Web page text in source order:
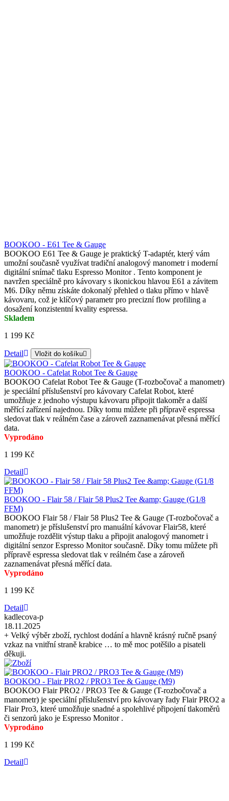
BOOKOO - E61 Tee & Gauge
BOOKOO E61 Tee & Gauge je praktický T-adaptér, který vám
umožní současně využívat tradiční analogový manometr i moderní
digitální snímač tlaku Espresso Monitor . Tento komponent je
navržen speciálně pro kávovary s ikonickou hlavou E61 a závitem
M6. Díky němu získáte dokonalý přehled o tlaku přímo v hlavě
kávovaru, což je klíčový parametr pro precizní flow profiling a
dosažení konzistentní kvality espressa.
Skladem
1 199 Kč
Detail Vložit do košíku
BOOKOO - Cafelat Robot Tee & Gauge
BOOKOO Cafelat Robot Tee & Gauge (T-rozbočovač a manometr)
je speciální příslušenství pro kávovary Cafelat Robot, které
umožňuje z jednoho výstupu kávovaru připojit tlakoměr a další
měřící zařízení najednou. Díky tomu můžete při přípravě espressa
sledovat tlak v reálném čase a zároveň zaznamenávat přesná měřící
data.
Vyprodáno
1 199 Kč
Detail
BOOKOO - Flair 58 / Flair 58 Plus2 Tee &amp; Gauge (G1/8
FFM)
BOOKOO Flair 58 / Flair 58 Plus2 Tee & Gauge (T-rozbočovač a
manometr) je příslušenství pro manuální kávovar Flair58, které
umožňuje rozdělit výstup tlaku a připojit analogový manometr i
digitální senzor Espresso Monitor současně. Díky tomu můžete při
přípravě espressa sledovat tlak v reálném čase a zároveň
zaznamenávat přesná měřící data.
Vyprodáno
1 199 Kč
Detail
kadlecova-p
18.11.2025
+ Velký výběr zboží, rychlost dodání a hlavně krásný ručně psaný
vzkaz na vnitřní straně krabice … to mě moc potěšilo a pisateli
děkuji.
BOOKOO - Flair PRO2 / PRO3 Tee & Gauge (M9)
BOOKOO Flair PRO2 / PRO3 Tee & Gauge (T-rozbočovač a
manometr) je speciální příslušenství pro kávovary řady Flair PRO2 a
Flair Pro3, které umožňuje snadné a spolehlivé připojení tlakoměrů
či senzorů jako je Espresso Monitor .
Vyprodáno
1 199 Kč
Detail